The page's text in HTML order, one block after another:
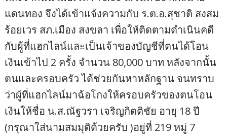
แดนทอง จึงได้เข้าแจ้งความกับ ร.ต.อ.สุชาติ สงสม
ร้อยเวร สภ.เมือง สงขลา เพื่อให้ติดตามดำเนินคดี
กับผู้ที่แฮกไลน์และเป็นเจ้าของบัญชีที่ตนได้โอน
เงินเข้าไป 2 ครั้ง จำนวน 80,000 บาท หลังจากนั้น
ตนและครอบครัว ได้ช่วยกันหาหลักฐาน จนทราบ
ว่าผู้ที่แฮกไลน์มาฉ้อโกงให้ครอบครัวของตนโอน
เงินให้ชื่อ น.ส.ณัฐวรา เจริญกิตติชัย อายุ 18 ปี
(กรุณาใส่นามสมมุติด้วยครับ )อยู่ที่ 219 หมู่ 7